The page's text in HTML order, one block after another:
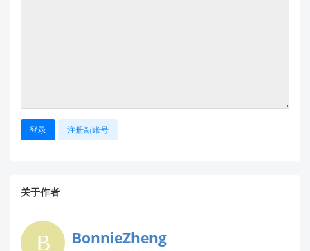
https://h.hlktech.com/Mobile/Download
登录 注册新账号
关于作者
BonnieZheng